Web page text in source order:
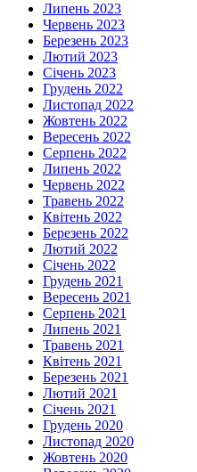
Липень 2023
Червень 2023
Березень 2023
Лютий 2023
Січень 2023
Грудень 2022
Листопад 2022
Жовтень 2022
Вересень 2022
Серпень 2022
Липень 2022
Червень 2022
Травень 2022
Квітень 2022
Березень 2022
Лютий 2022
Січень 2022
Грудень 2021
Вересень 2021
Серпень 2021
Липень 2021
Травень 2021
Квітень 2021
Березень 2021
Лютий 2021
Січень 2021
Грудень 2020
Листопад 2020
Жовтень 2020